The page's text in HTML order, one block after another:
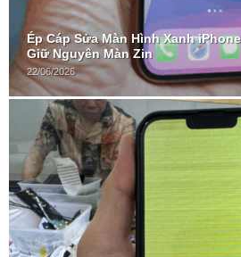
Ép Cáp Sửa Màn Hình Xanh
Giữ Nguyên Màn Zin
22/06/2026